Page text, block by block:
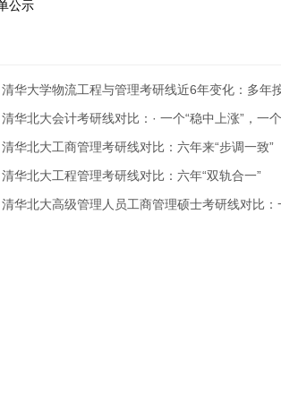
公示
清华大学物流工程与管理考研线近6年变化：多年
清华北大会计考研线对比：· 一个“稳中上涨”，一个
清华北大工商管理考研线对比：六年来“步调一致”
清华北大工程管理考研线对比：六年“双轨合一”
清华北大高级管理人员工商管理硕士考研线对比：